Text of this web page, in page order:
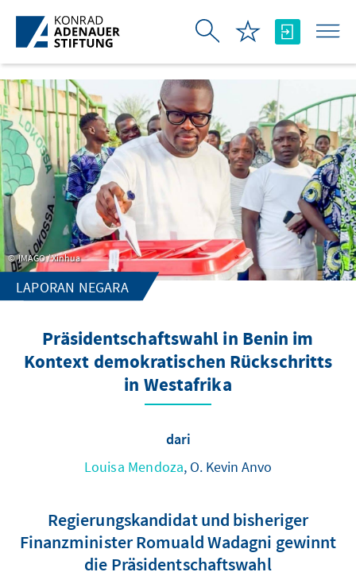
Skip to Main Content
IMAGO / Xinhua
LAPORAN NEGARA
Präsidentschaftswahl in Benin im
Kontext demokratischen Rückschritts
in Westafrika
dari
Louisa Mendoza, O. Kevin Anvo
Regierungskandidat und bisheriger
Finanzminister Romuald Wadagni gewinnt
die Präsidentschaftswahl